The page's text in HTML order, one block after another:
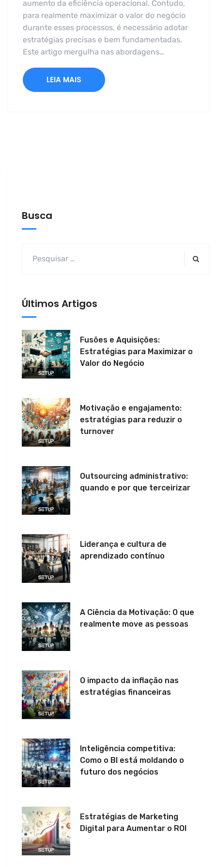
aumento da eficiência operacional. Contudo,
para realmente maximizar o valor do negócio
durante esses processos, é necessário adotar
estratégias precisas e bem fundamentadas.
Este artigo mergulha nas abordagens…
LEIA MAIS
Busca
Últimos Artigos
Fusões e Aquisições:
Estratégias para Maximizar o
Valor do Negócio
Motivação e engajamento:
estratégias para reduzir o
turnover
Outsourcing administrativo:
quando e por que terceirizar
Liderança e cultura de
aprendizado contínuo
A Ciência da Motivação: O que
realmente move as pessoas
O impacto da inflação nas
estratégias financeiras
Inteligência competitiva:
Como o BI está moldando o
futuro dos negócios
Estratégias de Marketing
Digital para Aumentar o ROI